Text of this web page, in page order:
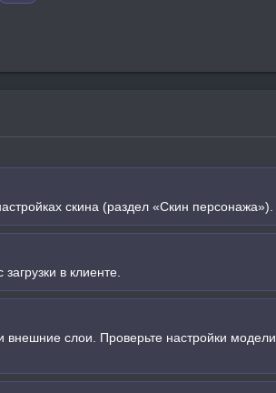
скина (раздел «Скин персонажа»).
в клиенте.
внешние слои. Проверьте настройки модели